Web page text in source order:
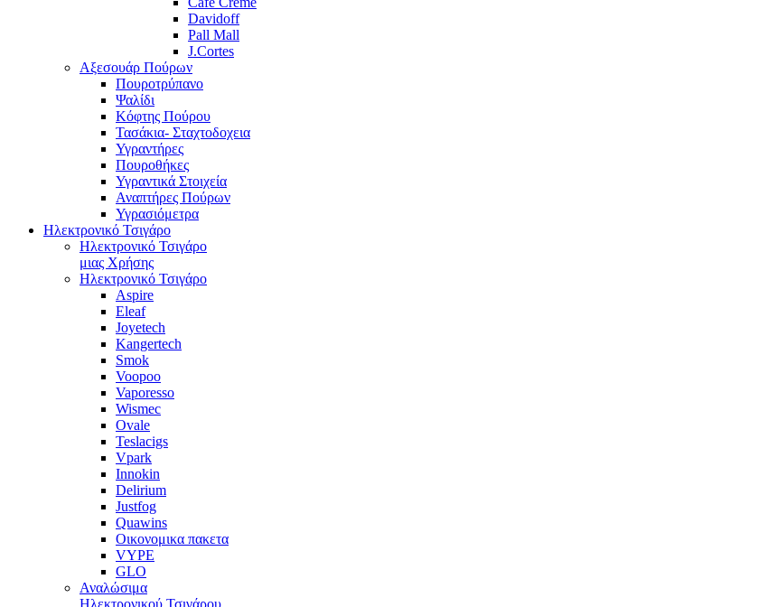
Davidoff
Pall Mall
J.Cortes
Αξεσουάρ Πούρων
Πουροτρύπανο
Ψαλίδι
Κόφτης Πούρου
Τασάκια- Σταχτοδοχεια
Υγραντήρες
Πουροθήκες
Υγραντικά Στοιχεία
Αναπτήρες Πούρων
Υγρασιόμετρα
Ηλεκτρονικό Τσιγάρο
Ηλεκτρονικό Τσιγάρο
μιας Χρήσης
Ηλεκτρονικό Τσιγάρο
Aspire
Eleaf
Joyetech
Kangertech
Smok
Voopoo
Vaporesso
Wismec
Ovale
Teslacigs
Vpark
Innokin
Delirium
Justfog
Quawins
Οικονομικα πακετα
VYPE
GLO
Αναλώσιμα
Ηλεκτρονικού Τσιγάρου